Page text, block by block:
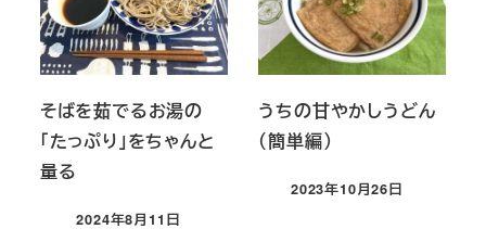
そばを茹でるお湯の
「たっぷり」をちゃんと
量る
投稿日
2024年8月11日
うちの甘やかしうどん
（簡単編）
投稿日
2023年10月26日